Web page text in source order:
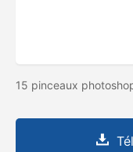
15 pinceaux